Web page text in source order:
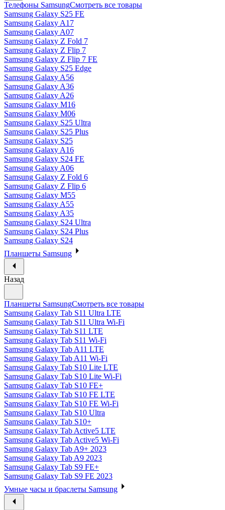
Телефоны SamsungСмотреть все товары
Samsung Galaxy S25 FE
Samsung Galaxy A17
Samsung Galaxy A07
Samsung Galaxy Z Fold 7
Samsung Galaxy Z Flip 7
Samsung Galaxy Z Flip 7 FE
Samsung Galaxy S25 Edge
Samsung Galaxy A56
Samsung Galaxy A36
Samsung Galaxy A26
Samsung Galaxy M16
Samsung Galaxy M06
Samsung Galaxy S25 Ultra
Samsung Galaxy S25 Plus
Samsung Galaxy S25
Samsung Galaxy A16
Samsung Galaxy S24 FE
Samsung Galaxy A06
Samsung Galaxy Z Fold 6
Samsung Galaxy Z Flip 6
Samsung Galaxy M55
Samsung Galaxy A55
Samsung Galaxy A35
Samsung Galaxy S24 Ultra
Samsung Galaxy S24 Plus
Samsung Galaxy S24
Планшеты Samsung
Назад
Планшеты SamsungСмотреть все товары
Samsung Galaxy Tab S11 Ultra LTE
Samsung Galaxy Tab S11 Ultra Wi-Fi
Samsung Galaxy Tab S11 LTE
Samsung Galaxy Tab S11 Wi-Fi
Samsung Galaxy Tab A11 LTE
Samsung Galaxy Tab A11 Wi-Fi
Samsung Galaxy Tab S10 Lite LTE
Samsung Galaxy Tab S10 Lite Wi-Fi
Samsung Galaxy Tab S10 FE+
Samsung Galaxy Tab S10 FE LTE
Samsung Galaxy Tab S10 FE Wi-Fi
Samsung Galaxy Tab S10 Ultra
Samsung Galaxy Tab S10+
Samsung Galaxy Tab Active5 LTE
Samsung Galaxy Tab Active5 Wi-Fi
Samsung Galaxy Tab A9+ 2023
Samsung Galaxy Tab A9 2023
Samsung Galaxy Tab S9 FE+
Samsung Galaxy Tab S9 FE 2023
Умные часы и браслеты Samsung